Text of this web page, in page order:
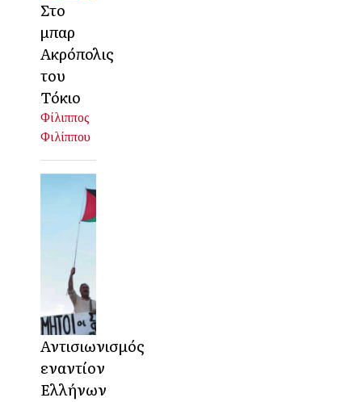
Στο
μπαρ
Ακρόπολις
του
Τόκιο
Φίλιππος
Φιλίππου
Αντισιωνισμός
εναντίον
Ελλήνων